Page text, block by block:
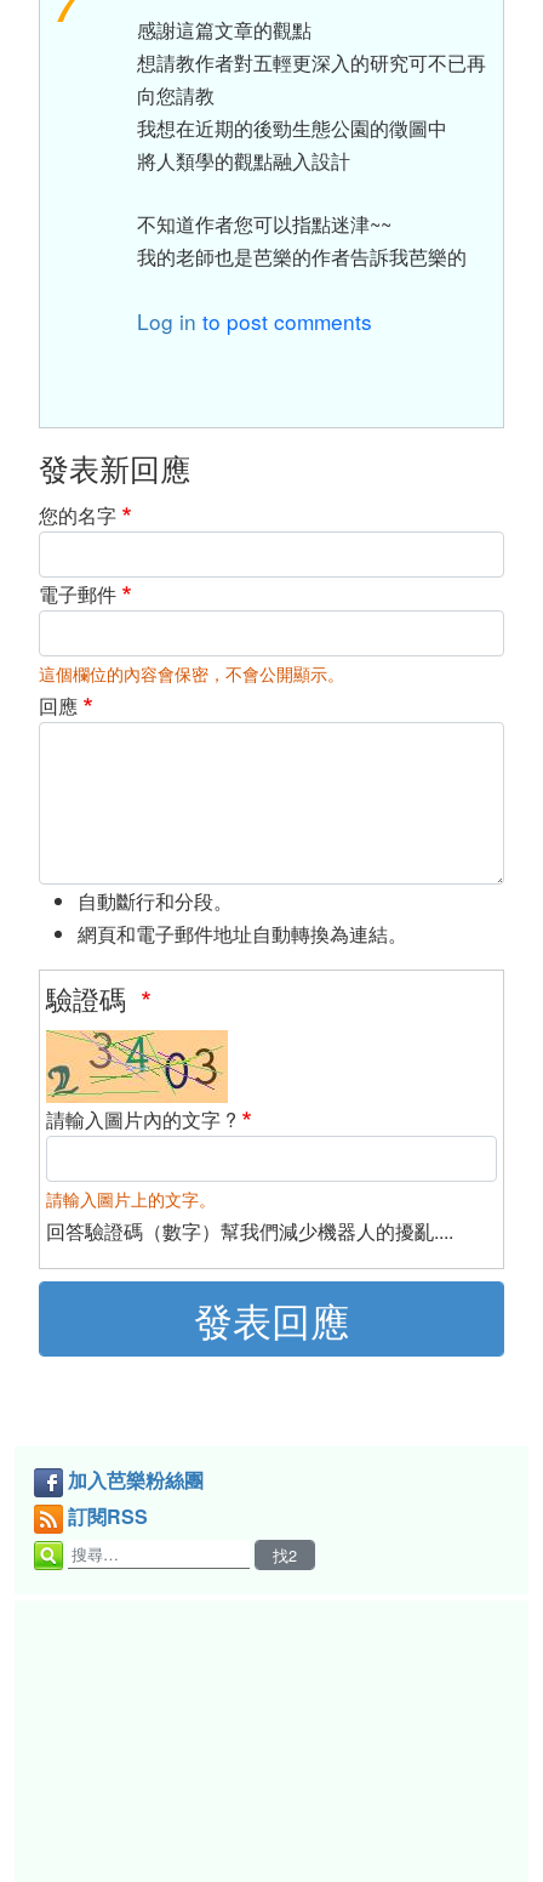
感謝這篇文章的觀點
想請教作者對五輕更深入的研究可不已再
向您請教
我想在近期的後勁生態公園的徵圖中
將人類學的觀點融入設計
不知道作者您可以指點迷津~~
我的老師也是芭樂的作者告訴我芭樂的
Log in to post comments
發表新回應
您的名字
電子郵件
這個欄位的內容會保密，不會公開顯示。
回應
自動斷行和分段。
網頁和電子郵件地址自動轉換為連結。
驗證碼
請輸入圖片內的文字 ?
請輸入圖片上的文字。
回答驗證碼（數字）幫我們減少機器人的擾亂....
加入芭樂粉絲團
訂閱RSS